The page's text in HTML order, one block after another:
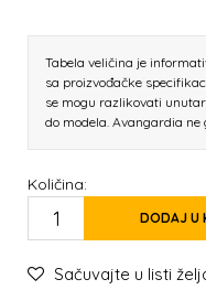
Tabela veličina je
sa proizvođačke
se mogu razlikovati
do modela. Avangardia
Količina:
DODAJ U
Sačuvajte u listi